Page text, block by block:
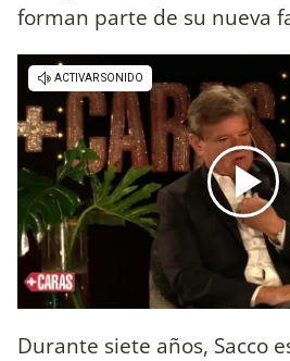
forman parte de su nueva
Durante siete años, Sacco